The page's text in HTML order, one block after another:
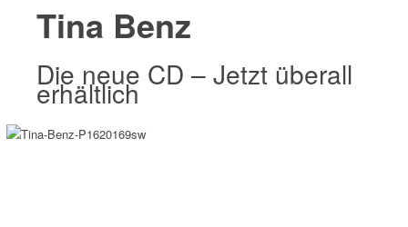
Tina Benz
Die neue CD – Jetzt überall
erhältlich